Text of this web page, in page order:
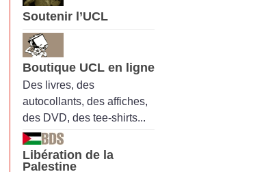
Soutenir l’UCL
Boutique UCL en ligne
Des livres, des
autocollants, des affiches,
des DVD, des tee-shirts...
Libération de la
Palestine